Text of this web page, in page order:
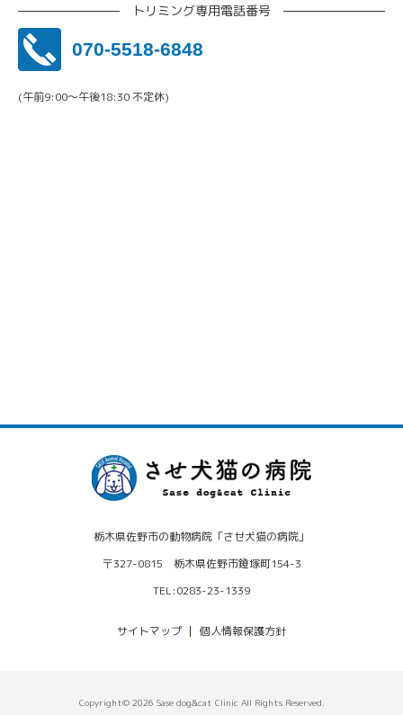
トリミング専用電話番号
070-5518-6848
(午前9:00〜午後18:30 不定休)
栃木県佐野市の動物病院「させ犬猫の病院」
〒327-0815 栃木県佐野市鐙塚町154-3
TEL:0283-23-1339
サイトマップ 個人情報保護方針
Copyright© 2026 Sase dog&cat Clinic All Rights Reserved.